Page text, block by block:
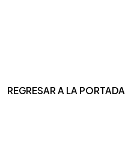
REGRESAR A LA PORTADA